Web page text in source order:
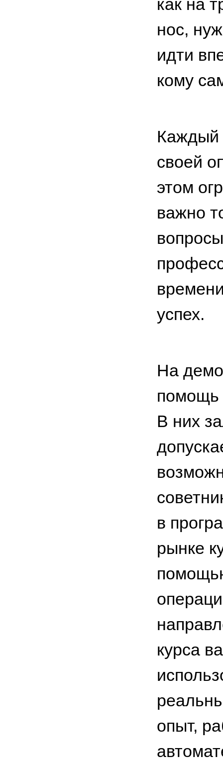
как на
нос,
идти
кому
Каждый
своей
этом
важно
успех.
На
помощь
В них
в
рынке
курса
опыт,